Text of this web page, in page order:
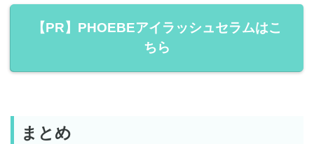
【PR】PHOEBEアイラッシュセラムはこ
ちら
まとめ